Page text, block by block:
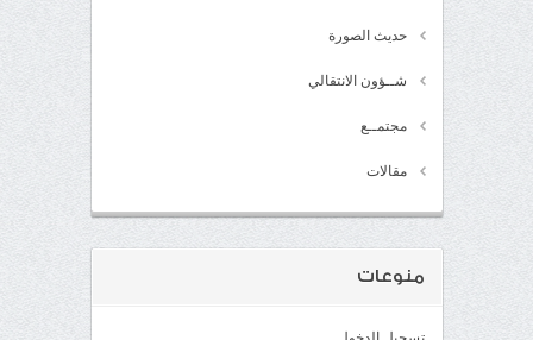
حديث الصورة
شــؤون الانتقالي
مجتمــع
مقالات
منوعات